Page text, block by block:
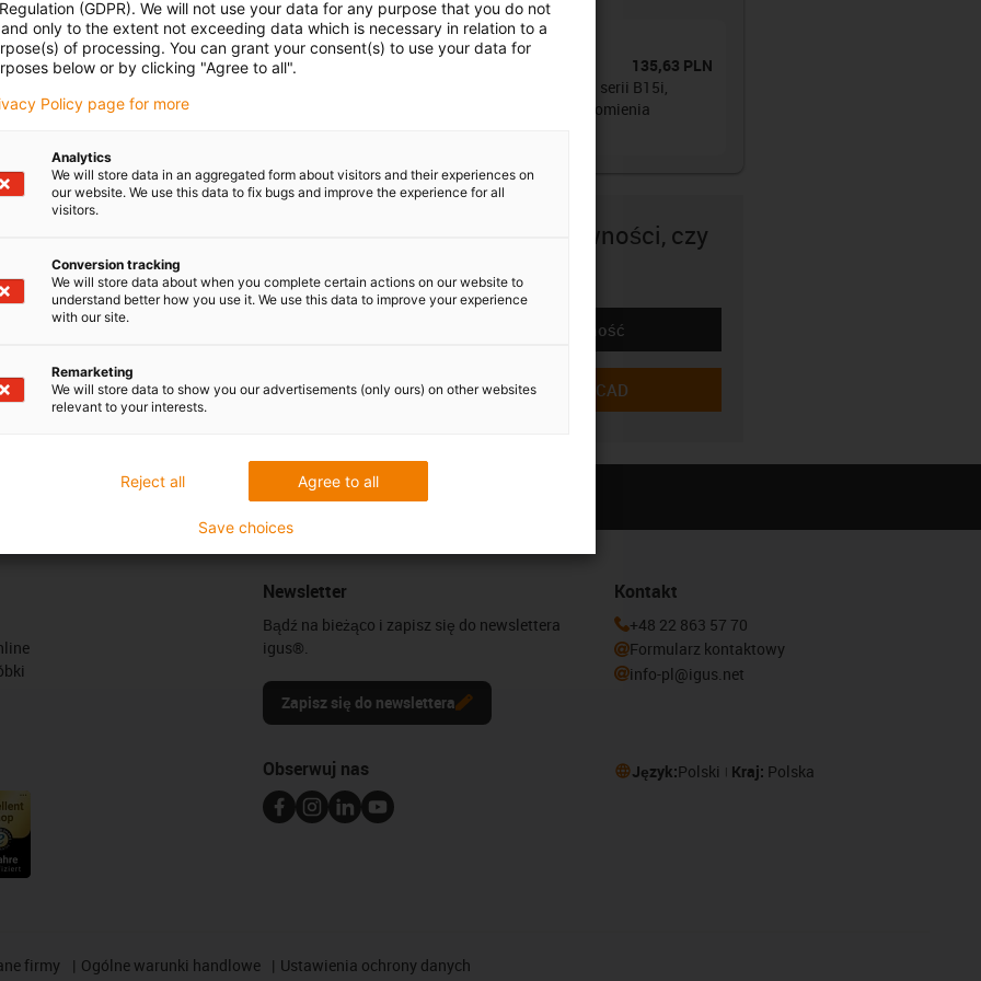
Lista części(1
e-prowadnik
135,63 PLN
e-prowadnik E2 mini serii B15i,
otwierany wzdłuż promienia
Nie masz pewności, czy
pasuje?
igus-icon-lebensdauerrechner
Oblicz żywotność
igus-icon-cad-dateien
Pobierz dane CAD
check
Ślizgowa
Pionowo
wiszące
wewnętrzna
Promień gięcia [R] [mm]
Newsletter
Bądź na bieżąco i zapisz się do newslettera
igus®.
Zapisz się do newslettera
Kontakt
+48 22 863 57 70
Formularz kontaktowy
info-pl@igus.net
Obserwuj nas Język:Polski Kraj: Polska
firmy Ogólne warunki handlowe Ustawienia ochrony danych
(GDPR). We will not use your data for any purpose that you do not
only to the extent not exceeding data which is necessary in relation to a
of processing. You can grant your consent(s) to use your data for
below or by clicking "Agree to all".
Policy page for more
Analytics
We will store data in an aggregated form about visitors and their experiences on
our website. We use this data to fix bugs and improve the experience for all
visitors.
Conversion tracking
We will store data about when you complete certain actions on our website to
understand better how you use it. We use this data to improve your experience
with our site.
Remarketing
We will store data to show you our advertisements (only ours) on other websites
relevant to your interests.
Agree to all
Reject all
Save choices